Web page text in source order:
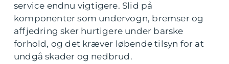
service endnu vigtigere. Slid på
komponenter som undervogn, bremser og
affjedring sker hurtigere under barske
forhold, og det kræver løbende tilsyn for at
undgå skader og nedbrud.